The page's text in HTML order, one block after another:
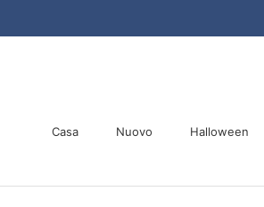
Casa Nuovo Halloween